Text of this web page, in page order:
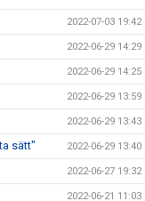
2022-07-03 19:42
2022-06-29 14:29
2022-06-29 14:25
2022-06-29 13:59
2022-06-29 13:43
sätt" 2022-06-29 13:40
2022-06-27 19:32
2022-06-21 11:03